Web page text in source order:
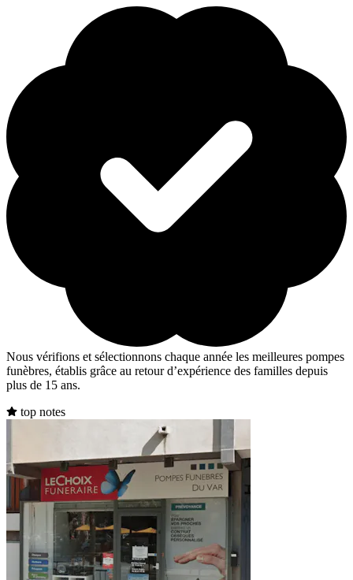
Nous vérifions et sélectionnons chaque année les meilleures pompes
funèbres, établis grâce au retour d’expérience des familles depuis
plus de 15 ans.
top notes